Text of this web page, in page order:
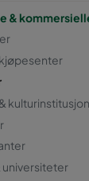
&
universiteter